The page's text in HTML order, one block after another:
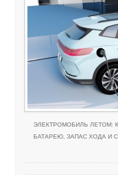
ЭЛЕКТРОМОБИЛЬ ЛЕТОМ:
БАТАРЕЮ, ЗАПАС ХОДА И